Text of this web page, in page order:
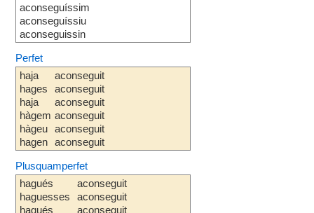
aconseguíssim
aconseguíssiu
aconseguissin
Perfet
haja
hages
haja
hàgem
hàgeu
hagen
aconseguit
aconseguit
aconseguit
aconseguit
aconseguit
aconseguit
Plusquamperfet
hagués
haguesses
hagués
aconseguit
aconseguit
aconseguit